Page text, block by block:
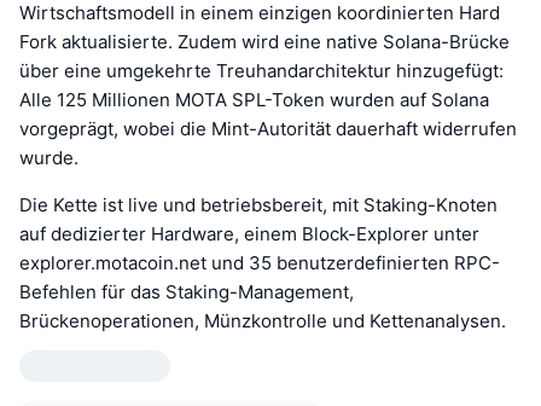
Wirtschaftsmodell in einem einzigen koordinierten Hard
Fork aktualisierte. Zudem wird eine native Solana-Brücke
über eine umgekehrte Treuhandarchitektur hinzugefügt:
Alle 125 Millionen MOTA SPL-Token wurden auf Solana
vorgeprägt, wobei die Mint-Autorität dauerhaft widerrufen
wurde.
Die Kette ist live und betriebsbereit, mit Staking-Knoten
auf dedizierter Hardware, einem Block-Explorer unter
explorer.motacoin.net und 35 benutzerdefinierten RPC-
Befehlen für das Staking-Management,
Brückenoperationen, Münzkontrolle und Kettenanalysen.